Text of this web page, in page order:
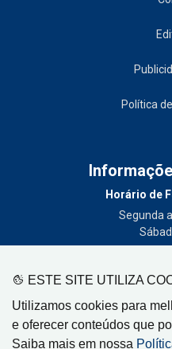
ESTE SITE UTILIZA
Utilizamos cookies para
e oferecer conteúdos que
Saiba mais em nossa
Política
Horário de
Segunda
(19)
Limeira - SP, Artur
Engenheiro